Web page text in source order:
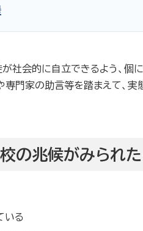
が社会的に自立できるよう、
専門家の助言等を踏まえて、実
の兆候がみられた
いる